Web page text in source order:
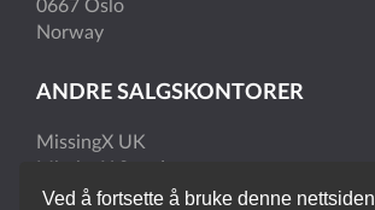
Ved å fortsette å bruke denne nettsiden
0667 Oslo
Norway
ANDRE SALGSKONTORER
MissingX UK